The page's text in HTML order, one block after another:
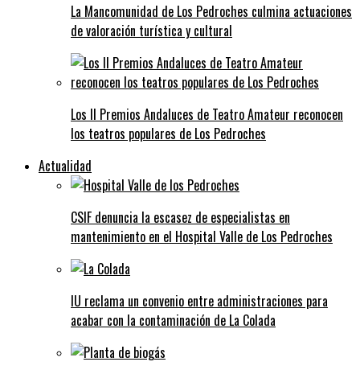
La Mancomunidad de Los Pedroches culmina actuaciones
de valoración turística y cultural
Los II Premios Andaluces de Teatro Amateur reconocen
los teatros populares de Los Pedroches
Actualidad
CSIF denuncia la escasez de especialistas en
mantenimiento en el Hospital Valle de Los Pedroches
IU reclama un convenio entre administraciones para
acabar con la contaminación de La Colada